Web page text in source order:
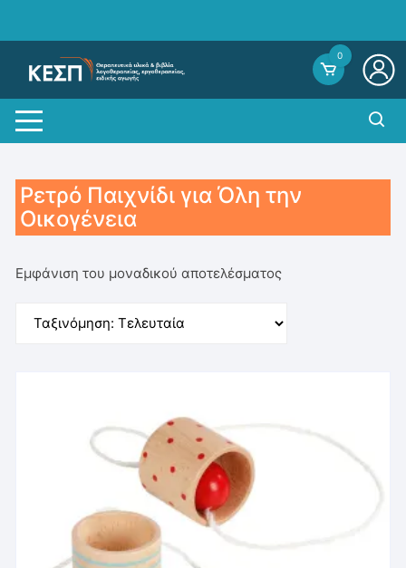
0
Ρετρό Παιχνίδι για Όλη την
Οικογένεια
Εμφάνιση του μοναδικού αποτελέσματος